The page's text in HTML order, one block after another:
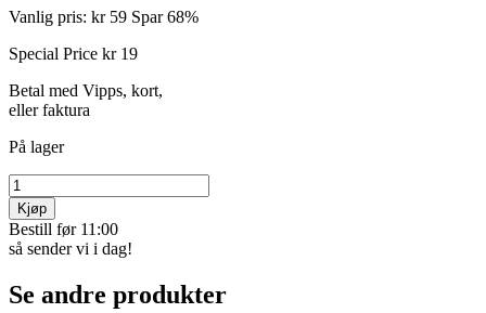
Vanlig pris: kr 59 Spar 68%
Special Price kr 19
Betal med Vipps, kort,
eller faktura
På lager
Kjøp
Bestill før 11:00
så sender vi i dag!
Se andre produkter